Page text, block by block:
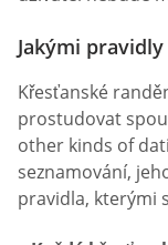
Jakými
Křesťanské
prostudovat
other kinds of
seznamování,
pravidla, kterými